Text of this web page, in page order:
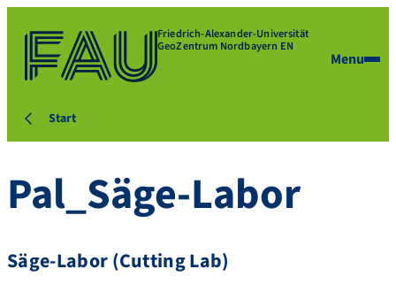
Friedrich-Alexander-Universität
GeoZentrum Nordbayern EN
Menu
Start
Pal_Säge-Labor
Säge-Labor (Cutting Lab)